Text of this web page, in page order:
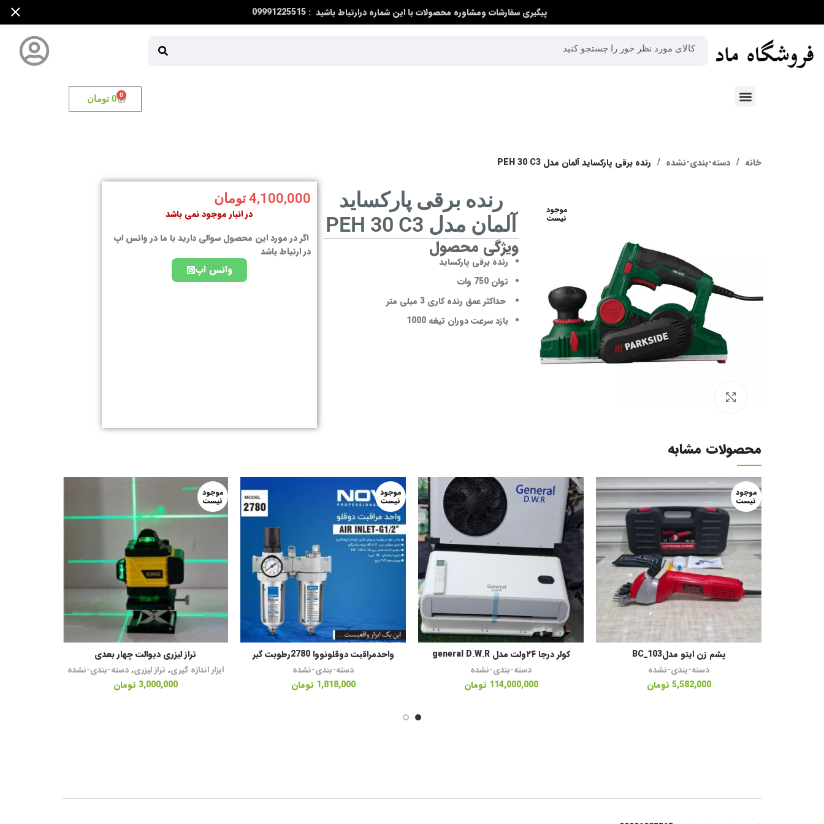
0 تومان 0
خانه دسته-بندی-نشده رنده برقی پارکساید آلمان مدل PEH 30 C3
موجود
نیست
رنده برقی پارکساید
آلمان مدل PEH 30 C3
ویژگی محصول
رنده برقی پارکساید
توان 750 وات
حداکثر عمق رنده کاری 3 میلی متر
بازد سرعت دوران تیغه 1000
4,100,000 تومان
در انبار موجود نمی باشد
اگر در مورد این محصول سوالی دارید با ما در واتس اپ
در ارتباط باشد
واتس اپ
محصولات مشابه
موجود
نیست
اطلاعات بیشتر
پشم زن ایتو مدلBC_103
دسته-بندی-نشده
5,582,000 تومان
افزودن به سبد خریدکولر‌ درجا ۲۴ولت مدل general D.W.R
دسته-بندی-نشده
114,000,000 تومان
موجود
نیست
اطلاعات بیشتر
واحدمراقبت دوقلونووا 2780رطوبت گیر
دسته-بندی-نشده
1,818,000 تومان
موجود
نیست
اطلاعات بیشتر
تراز لیزری دیوالت چهار بعدی
ابزار اندازه گیری, تراز لیزری,دسته-بندی-نشده
3,000,000 تومان
پیگیری سفارشات ومشاوره محصولات با این شماره درارتباط باشید : 09991225515